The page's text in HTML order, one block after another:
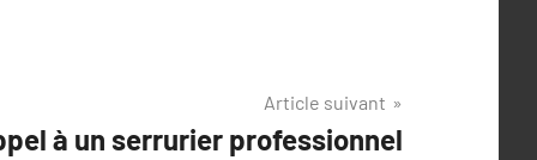
Article suivant
à un serrurier professionnel